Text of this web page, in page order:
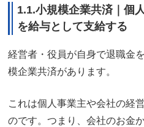
1.1.小規模企業共済｜個
を給与として支給する
経営者・役員が自身で退職金
模企業共済があります。
これは個人事業主や会社の経
のです。つまり、会社のお金